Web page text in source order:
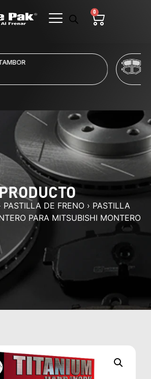
0
DE DISCO
PRODUCTO
PASTILLA DE FRENO › PASTILLA
PARA MITSUBISHI MONTERO